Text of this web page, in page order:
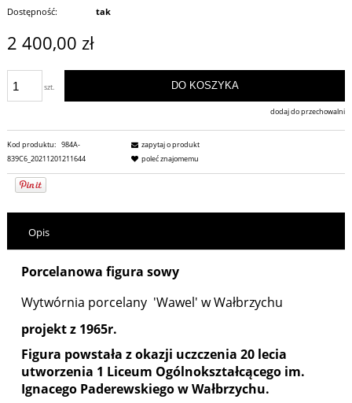
Dostępność: tak
2 400,00 zł
szt. DO KOSZYKA
dodaj do przechowalni
Kod produktu: 984A-
839C6_20211201211644
zapytaj o produkt
poleć znajomemu
Opis
Porcelanowa figura sowy
Wytwórnia porcelany 'Wawel' w Wałbrzychu
projekt z 1965r.
Figura powstała z okazji uczczenia 20 lecia
utworzenia 1 Liceum Ogólnokształcącego im.
Ignacego Paderewskiego w Wałbrzychu.